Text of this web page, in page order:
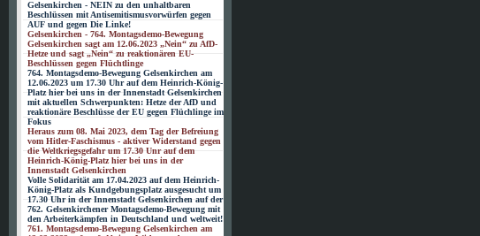
Gelsenkirchen - NEIN zu den unhaltbaren
Beschlüssen mit Antisemitismusvorwürfen gegen
AUF und gegen Die Linke!
Gelsenkirchen - 764. Montagsdemo-Bewegung
Gelsenkirchen sagt am 12.06.2023 „Nein“ zu AfD-
Hetze und sagt „Nein“ zu reaktionären EU-
Beschlüssen gegen Flüchtlinge
764. Montagsdemo-Bewegung Gelsenkirchen am
12.06.2023 um 17.30 Uhr auf dem Heinrich-König-
Platz hier bei uns in der Innenstadt Gelsenkirchen
mit aktuellen Schwerpunkten: Hetze der AfD und
reaktionäre Beschlüsse der EU gegen Flüchlinge im
Fokus
Heraus zum 08. Mai 2023, dem Tag der Befreiung
vom Hitler-Faschismus - aktiver Widerstand gegen
die Weltkriegsgefahr um 17.30 Unr auf dem
Heinrich-König-Platz hier bei uns in der
Innenstadt Gelsenkirchen
Volle Solidarität am 17.04.2023 auf dem Heinrich-
König-Platz als Kundgebungsplatz ausgesucht um
17.30 Uhr in der Innenstadt Gelsenkirchen auf der
762. Gelsenkirchener Montagsdemo-Bewegung mit
den Arbeiterkämpfen in Deutschland und weltweit!
761. Montagsdemo-Bewegung Gelsenkirchen am